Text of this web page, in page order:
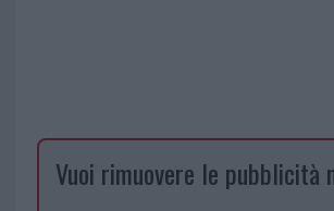
Vuoi rimuovere le pubblicità